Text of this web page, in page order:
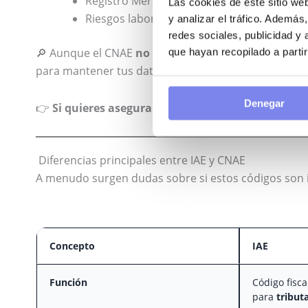
y analizar el tráfico.
redes sociales, publicidad y
que hayan recopilado a
Denegar
Riesgos laborales (Seguridad Social).
🔎 Aunque el CNAE no tiene repercusión fiscal
para mantener tus datos actualizados.
👉 Si quieres asegurarte de que tu código CNAE
Diferencias principales entre IAE y CNAE
A menudo surgen dudas sobre si estos códigos
Concepto IAE
Función
Código
para